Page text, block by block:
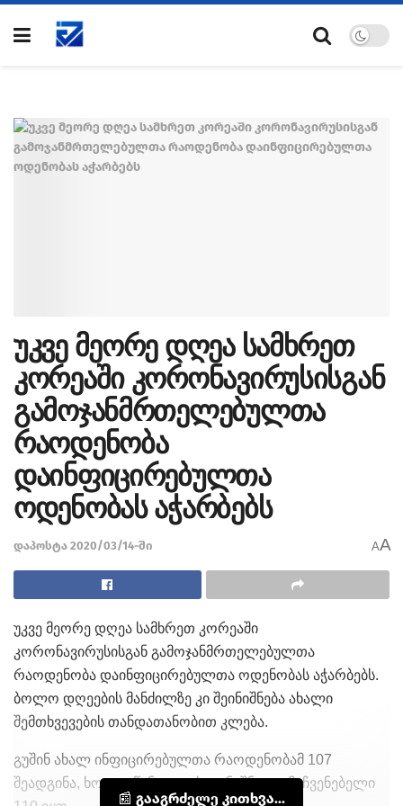
უკვე მეორე დღეა სამხრეთ
კორეაში კორონავირუსისგან
გამოჯანმრთელებულთა
რაოდენობა
დაინფიცირებულთა
ოდენობას აჭარბებს
დაპოსტა 2020/03/14-ში AA
უკვე მეორე დღეა სამხრეთ კორეაში
კორონავირუსისგან გამოჯანმრთელებულთა
რაოდენობა დაინფიცირებულთა ოდენობას აჭარბებს.
ბოლო დღეების მანძილზე კი შეინიშნება ახალი
შემთხვევების თანდათანობით კლება.
გუშინ ახალ ინფიცირებულთა რაოდენობამ 107
შეადგინა, ხოლო წინა დღეს აღნიშნული მაჩვენებელი
📰 გააგრძელე კითხვა...